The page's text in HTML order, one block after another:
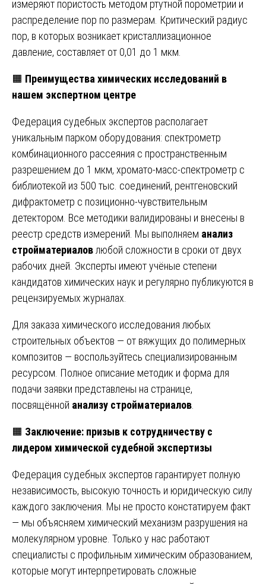
измеряют пористость методом ртутной порометрии и
распределение пор по размерам. Критический радиус
пор, в которых возникает кристаллизационное
давление, составляет от 0,01 до 1 мкм.
🟧 Преимущества химических исследований в
нашем экспертном центре
Федерация судебных экспертов располагает
уникальным парком оборудования: спектрометр
комбинационного рассеяния с пространственным
разрешением до 1 мкм, хромато-масс-спектрометр с
библиотекой из 500 тыс. соединений, рентгеновский
дифрактометр с позиционно-чувствительным
детектором. Все методики валидированы и внесены в
реестр средств измерений. Мы выполняем анализ
стройматериалов любой сложности в сроки от двух
рабочих дней. Эксперты имеют учёные степени
кандидатов химических наук и регулярно публикуются в
рецензируемых журналах.
Для заказа химического исследования любых
строительных объектов — от вяжущих до полимерных
композитов — воспользуйтесь специализированным
ресурсом. Полное описание методик и форма для
подачи заявки представлены на странице,
посвящённой анализу стройматериалов
🟧 Заключение: призыв к сотрудничеству с
лидером химической судебной экспертизы
Федерация судебных экспертов гарантирует полную
независимость, высокую точность и юридическую силу
каждого заключения. Мы не просто констатируем факт
— мы объясняем химический механизм разрушения на
молекулярном уровне. Только у нас работают
специалисты с профильным химическим образованием,
которые могут интерпретировать сложные